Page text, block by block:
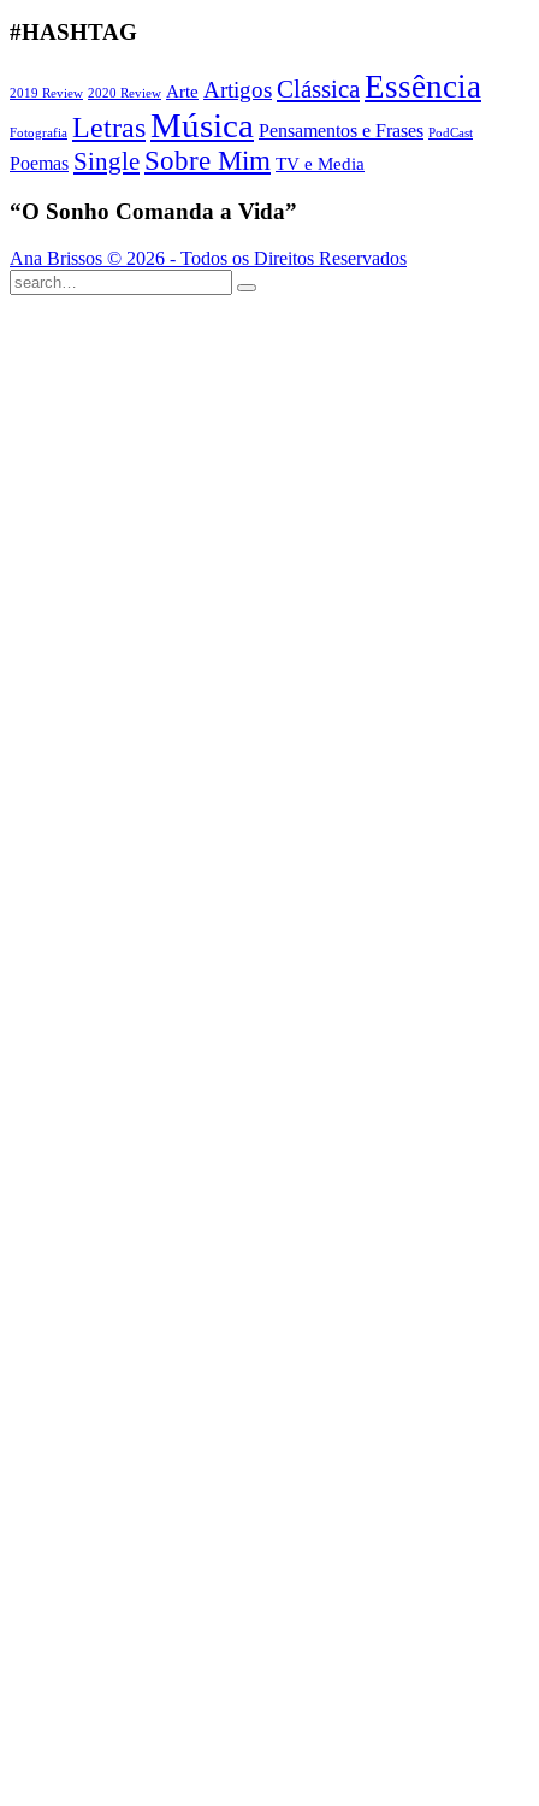
#HASHTAG
2019 Review 2020 Review Arte ArtigosClássica Essência
Fotografia LetrasMúsica Pensamentos e Frases PodCast
Poemas Single Sobre Mim TV e Media
“O Sonho Comanda a Vida”
Ana Brissos © 2026 - Todos os Direitos Reservados